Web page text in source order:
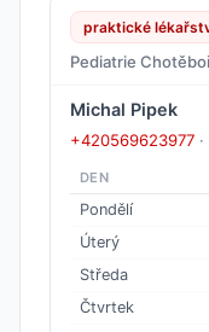
praktické
Pediatrie
Michal Pipek
+420569623977 ·
DEN
Pondělí
Úterý
Středa
Čtvrtek